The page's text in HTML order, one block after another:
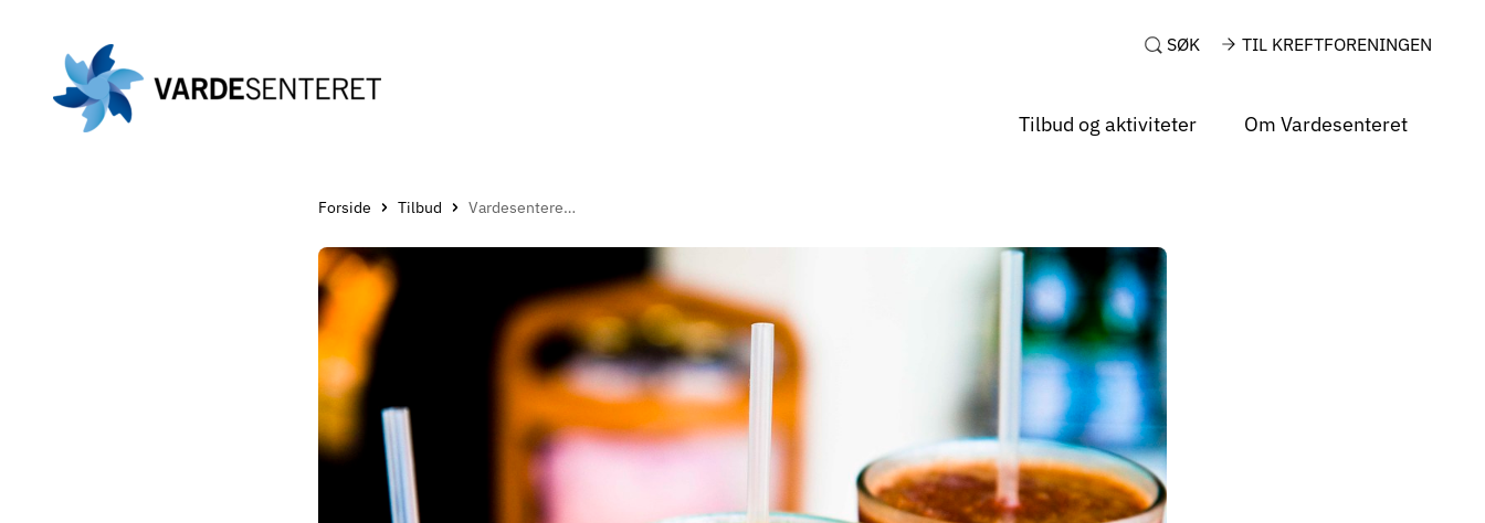
hovedinnholdet
SØK TIL KREFTFORENINGEN
Tilbud og aktiviteter Om Vardesenteret
Forside Tilbud Vardesenteret inviterer til sommerfest